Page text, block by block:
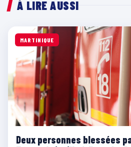
À LIRE AUSSI
MARTINIQUE
Deux personnes blessées